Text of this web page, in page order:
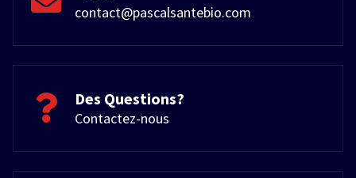
contact@pascalsantebio.com
Des Questions?
Contactez-nous